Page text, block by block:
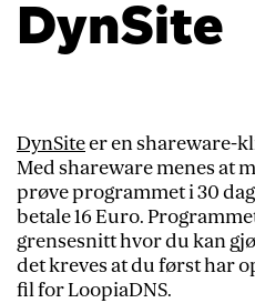
DynSite
DynSiteer en shareware-
Med shareware menes at
prøve programmet i 30
betale 16 Euro.
grensesnitt hvor du kan
det kreves at du først har
fil for LoopiaDNS.